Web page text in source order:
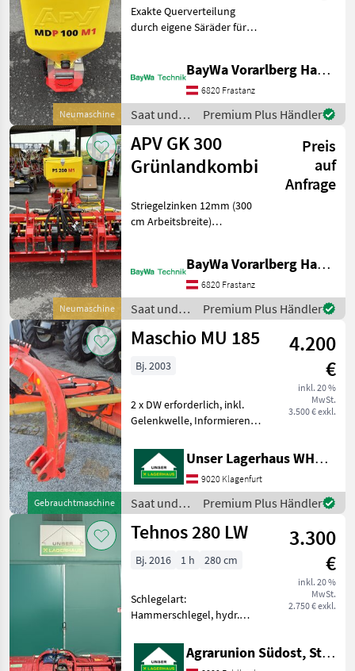
Neumaschine
Exakte Querverteilung
durch eigene Säräder für
punktgenaues Ausbringen
des Saatguts Dosiereinheit
aus Edelstahl elektrisches
Geb
BayWa Vorarlberg HandelsGmbH BayWa Technik
6820 Frastanz
Saat und
Pflege /
APV
Premium Plus Händler
Neumaschine
APV GK 300
Grünlandkombi
Preis
auf
Anfrage
Striegelzinken 12mm (300
cm Arbeitsbreite)
Zahnwalze 550mm (300 cm
Arbeitsbreite) Gefedertes
Einebnungsblech
Warntafeln mit LED Be
BayWa Vorarlberg HandelsGmbH BayWa Technik
6820 Frastanz
Saat und
Pflege /
APV
Premium Plus Händler
Gebrauchtmaschine
Maschio MU 185
4.200
€
inkl. 20 %
MwSt.
3.500 € exkl.
Bj. 2003
2 x DW erforderlich, inkl.
Gelenkwelle, Informieren
Antritt telefonisch, ob die
von Ihnen angefragte
Maschineaktuell bei uns am
Lager steht.
Unser Lagerhaus WHG, Kärnten, Klagenfurt
9020 Klagenfurt
Saat und
Pflege /
Maschio
Premium Plus Händler
Tehnos 280 LW
3.300
€
inkl. 20 %
MwSt.
2.750 € exkl.
Bj. 2016 1 h 280 cm
Schlegelart:
Hammerschlegel, hydr.
Haubenverstellung,
seitliche Kufen Zum Verkauf
Agrarunion Südost, Standort Gniebing